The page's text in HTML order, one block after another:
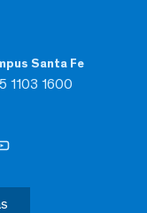
Santa Fe
1103 1600